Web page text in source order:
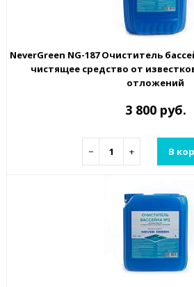
NeverGreen NG-187 Очиститель
чистящее средство от
отложений
3 800 руб.
− + В